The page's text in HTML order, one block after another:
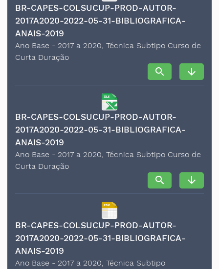
BR-CAPES-COLSUCUP-PROD-AUTOR-
2017A2020-2022-05-31-BIBLIOGRAFICA-
ANAIS-2019
Ano Base - 2017 a 2020, Técnica Subtipo Curso de
Curta Duração
search arrow_downward
BR-CAPES-COLSUCUP-PROD-AUTOR-
2017A2020-2022-05-31-BIBLIOGRAFICA-
ANAIS-2019
Ano Base - 2017 a 2020, Técnica Subtipo Curso de
Curta Duração
search arrow_downward
BR-CAPES-COLSUCUP-PROD-AUTOR-
2017A2020-2022-05-31-BIBLIOGRAFICA-
ANAIS-2019
Ano Base - 2017 a 2020, Técnica Subtipo